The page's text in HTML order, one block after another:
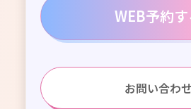
WEB予約す
お問い合わせ